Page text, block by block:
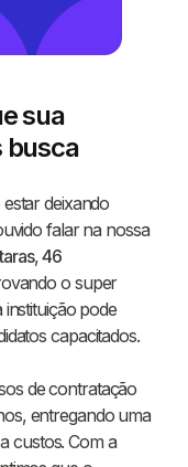
sua
busca
deixando
falar na nossa
,46
o super
pode
capacitados.
de contratação
entregando uma
custos. Com a